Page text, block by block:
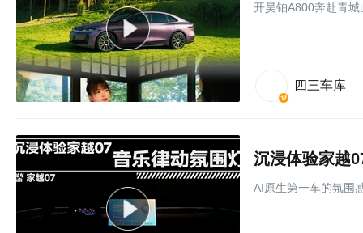
开昊铂A800奔赴青
四三车库
沉浸体验家越
AI原生第一车的氛围